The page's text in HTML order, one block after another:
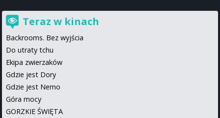
Teraz w kinach
Backrooms. Bez wyjścia
Do utraty tchu
Ekipa zwierzaków
Gdzie jest Dory
Gdzie jest Nemo
Góra mocy
GORZKIE ŚWIĘTA